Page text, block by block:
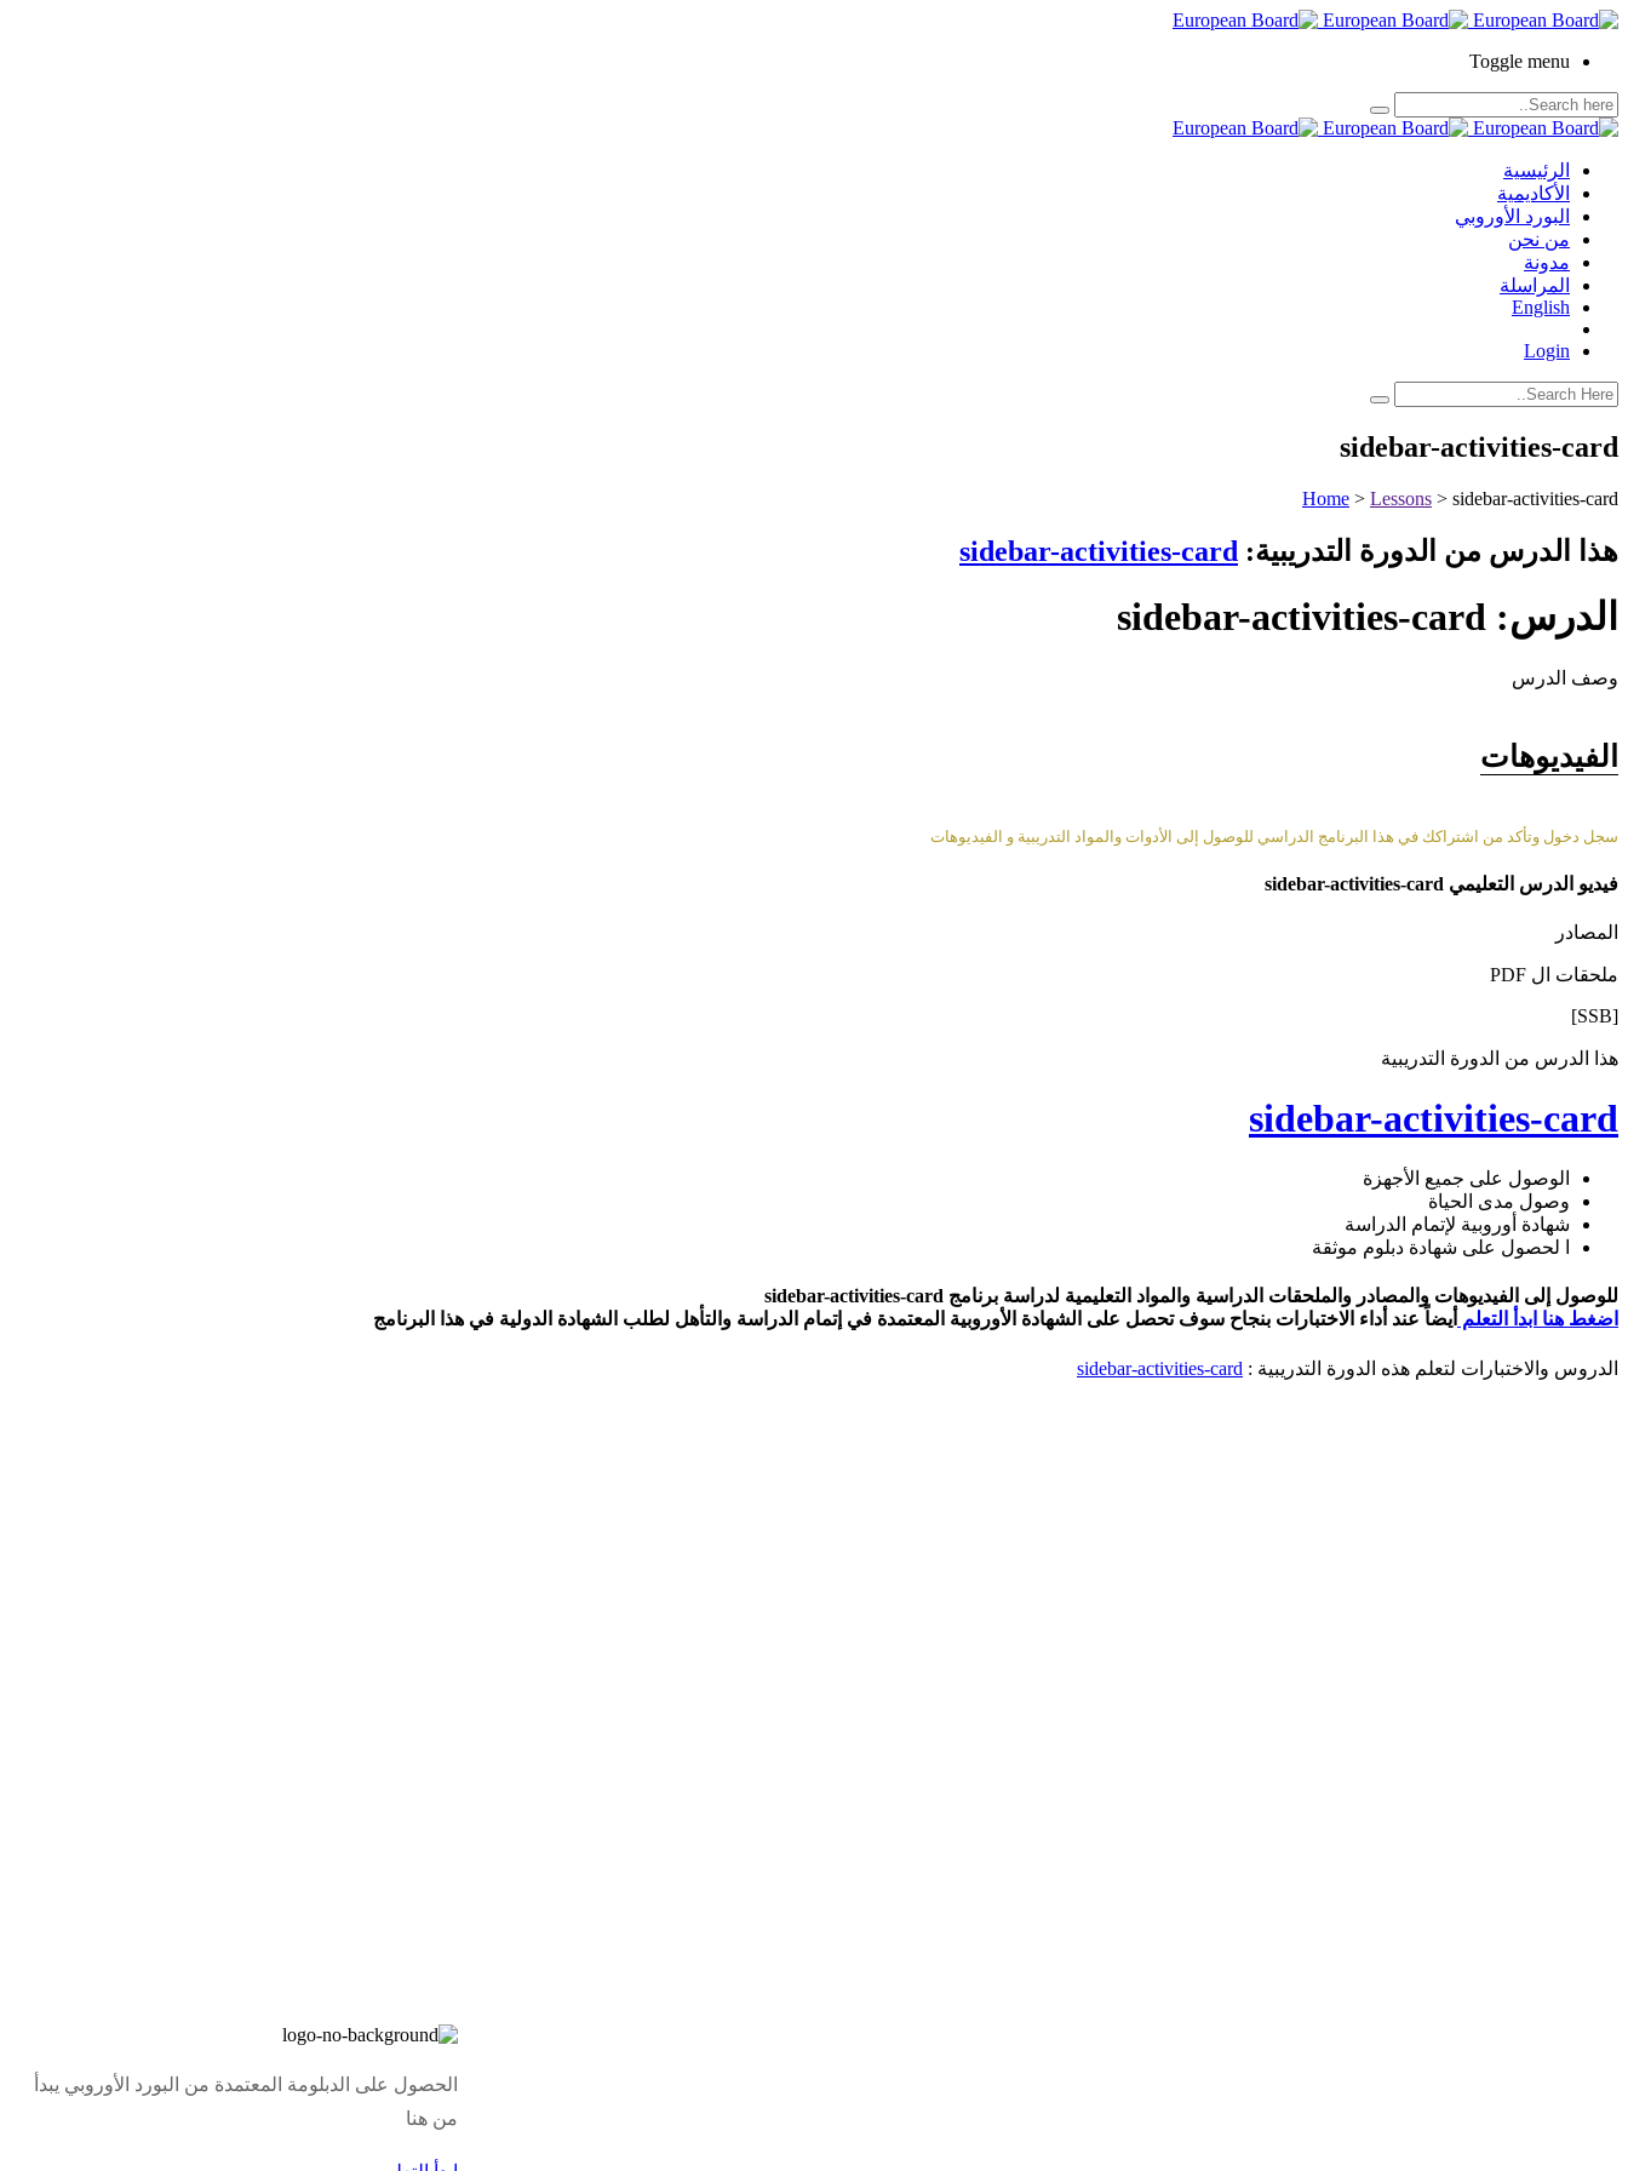
Toggle menu
الرئيسية
الأكاديمية
البورد الأوروبي
من نحن
مدونة
المراسلة
English
Login
sidebar-activities-card
Home > Lessons > sidebar-activities-card
هذا الدرس من الدورة التدريبية: sidebar-activities-card
الدرس: sidebar-activities-card
وصف الدرس
الفيديوهات
سجل دخول وتأكد من اشتراكك في هذا البرنامج الدراسي للوصول إلى الأدوات والمواد التدريبية و الفيديوهات
فيديو الدرس التعليمي sidebar-activities-card
المصادر
ملحقات ال PDF
[SSB]
هذا الدرس من الدورة التدريبية
sidebar-activities-card
الوصول على جميع الأجهزة
وصول مدى الحياة
شهادة أوروبية لإتمام الدراسة
ا لحصول على شهادة دبلوم موثقة
للوصول إلى الفيديوهات والمصادر والملحقات الدراسية والمواد التعليمية لدراسة برنامج sidebar-activities-card
اضغط هنا ابدأ التعلم أيضاً عند أداء الاختبارات بنجاح سوف تحصل على الشهادة الأوروبية المعتمدة في إتمام الدراسة والتأهل لطلب الشهادة الدولية في هذا البرنامج
الدروس والاختبارات لتعلم هذه الدورة التدريبية : sidebar-activities-card
الحصول على الدبلومة المعتمدة من البورد الأوروبي يبدأ
من هنا